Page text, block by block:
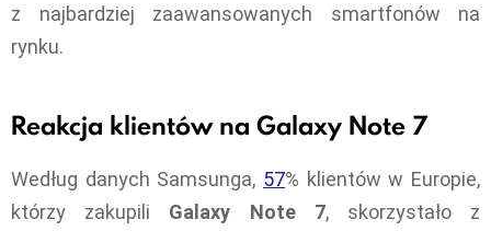
z najbardziej zaawansowanych smartfonów na
rynku.
Reakcja klientów na Galaxy Note 7
Według danych Samsunga, 57% klientów w Europie,
którzy zakupili Galaxy Note 7, skorzystało z